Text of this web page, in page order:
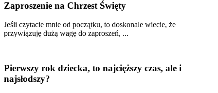
Zaproszenie na Chrzest Święty
Jeśli czytacie mnie od początku, to doskonale wiecie, że
przywiązuję dużą wagę do zaproszeń, ...
Pierwszy rok dziecka, to najcięższy czas, ale i
najsłodszy?